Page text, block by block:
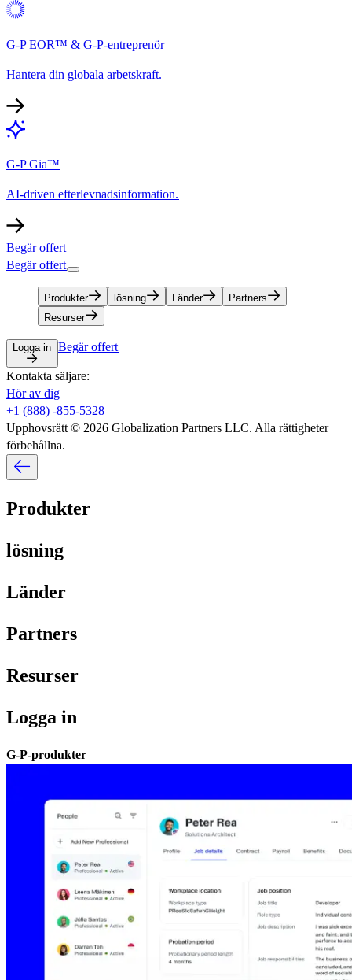
G-P EOR™ & G-P-entreprenör​​
Hantera din globala arbetskraft.​​
G-P Gia™​​
AI-driven efterlevnadsinformation.​​
Begär offert​​
Begär offert​​
Produkter​​ lösning​​ Länder​​
Partners​​
Resurser​​
Logga in​​ Begär offert​​
Kontakta säljare:​​
Hör av dig​​
+1 (888) -855-5328​​
Upphovsrätt © 2026 Globalization Partners LLC. Alla rättigheter
förbehållna.​​
Produkter​​
lösning​​
Länder​​
Partners​​
Resurser​​
Logga in​​
G-P-produkter​​